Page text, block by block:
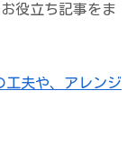
役立ち記事をま
工夫や、アレンジ